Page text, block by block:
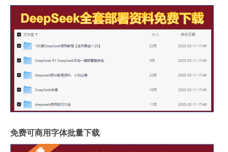
免费可商用字体批量下载